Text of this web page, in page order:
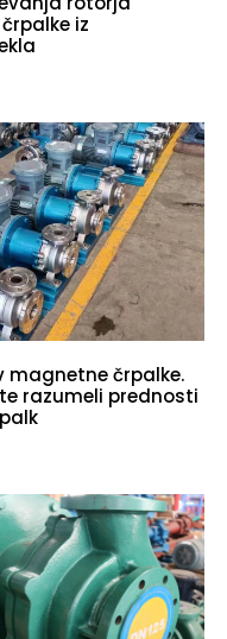
iz
magnetne črpalke.
razumeli prednosti